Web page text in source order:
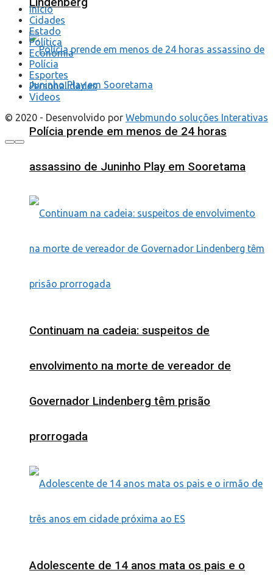
Polícia prende em menos de 24 horas
assassino de Juninho Play em Sooretama
Continuam na cadeia: suspeitos de
envolvimento na morte de vereador de
Governador Lindenberg têm prisão
prorrogada
Adolescente de 14 anos mata os pais e o
Início
Cidades
Estado
Política
Economia
Polícia
Esportes
Personalidades
Videos
© 2020 - Desenvolvido por Webmundo soluções Interativas